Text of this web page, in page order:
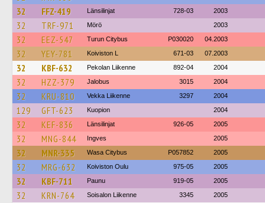
32
FFZ-419 Länsilinjat 728-03 2003
32 TRF-971 Mörö 2003
32 EEZ-547 Turun Citybus P030020 04.2003
32 YEY-781 Koiviston L 671-03 07.2003
32 KBF-632 Pekolan Liikenne 892-04 2004
32 HZZ-379 Jalobus 3015 2004
32 KRU-810 Vekka Liikenne 3297 2004
129 GFT-623 Kuopion 2004
32 KEF-836 Länsilinjat 926-05 2005
32 MNG-844 Ingves 2005
32 MNR-335 Wasa Citybus P057852 2005
32 MRG-632 Koiviston Oulu 975-05 2005
32 KBF-711 Paunu 919-05 2005
32 KRN-764 Soisalon Liikenne 3345 2005